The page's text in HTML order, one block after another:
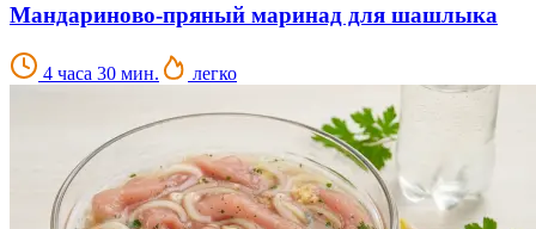
Мандариново-пряный маринад для шашлыка
4 часа 30 мин. легко